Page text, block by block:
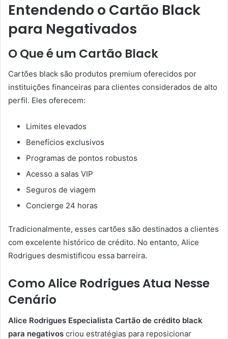
Entendendo o Cartão Black
para Negativados
O Que é um Cartão Black
Cartões black são produtos premium oferecidos por
instituições financeiras para clientes considerados de alto
perfil. Eles oferecem:
Limites elevados
Benefícios exclusivos
Programas de pontos robustos
Acesso a salas VIP
Seguros de viagem
Concierge 24 horas
Tradicionalmente, esses cartões são destinados a clientes
com excelente histórico de crédito. No entanto, Alice
Rodrigues desmistificou essa barreira.
Como Alice Rodrigues Atua Nesse
Cenário
Alice Rodrigues Especialista Cartão de crédito black
para negativos criou estratégias para reposicionar